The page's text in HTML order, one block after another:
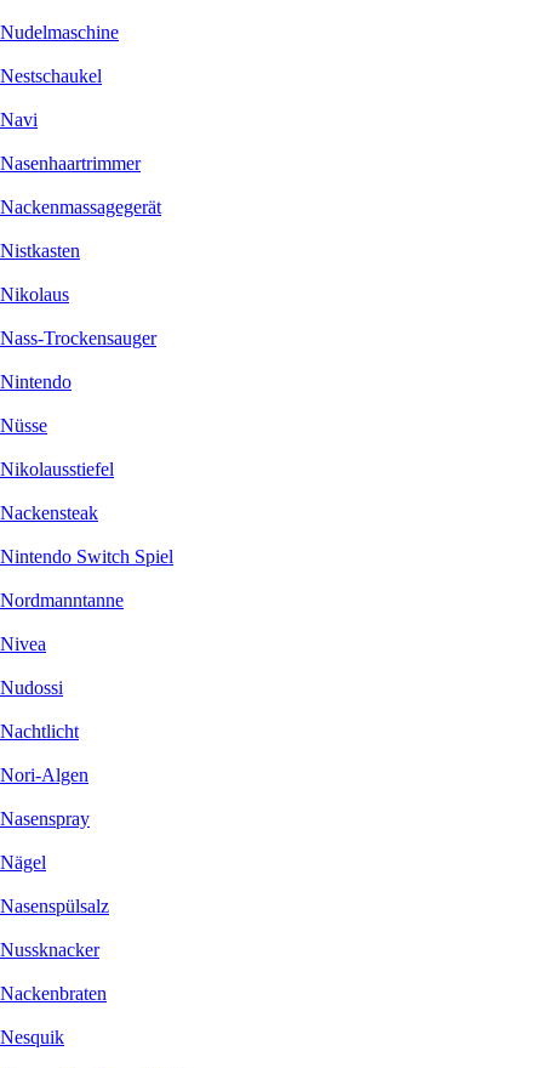
Nudelmaschine
Nestschaukel
Navi
Nasenhaartrimmer
Nackenmassagegerät
Nistkasten
Nikolaus
Nass-Trockensauger
Nintendo
Nüsse
Nikolausstiefel
Nackensteak
Nintendo Switch Spiel
Nordmanntanne
Nivea
Nudossi
Nachtlicht
Nori-Algen
Nasenspray
Nägel
Nasenspülsalz
Nussknacker
Nackenbraten
Nesquik